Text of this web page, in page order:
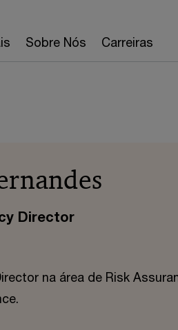
Sobre Nós Carreiras
Director
na área de Risk